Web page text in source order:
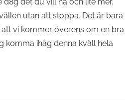
utan att stoppa. Det är bara
vi kommer överens om en bra
komma ihåg denna kväll hela